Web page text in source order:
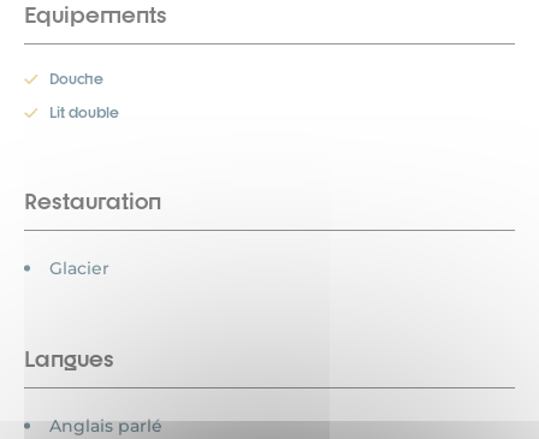
Equipements
Douche
Lit double
Restauration
Glacier
Langues
Anglais parlé